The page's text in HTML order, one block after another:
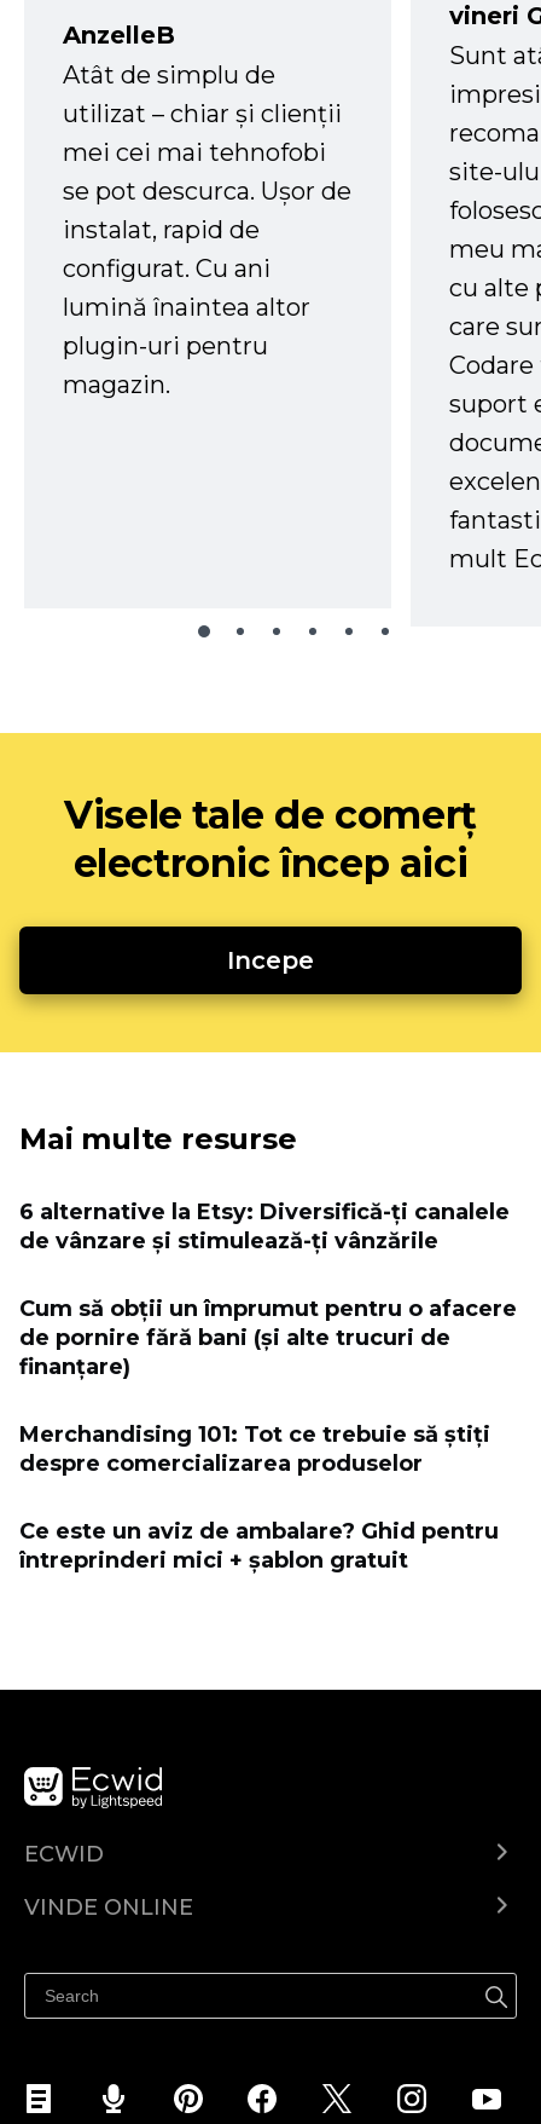
AnzelleB
Atât de simplu de
utilizat – chiar și clienții
mei cei mai tehnofobi
se pot descurca. Ușor de
instalat, rapid de
configurat. Cu ani
lumină înaintea altor
plugin-uri pentru
magazin.
vineri
Sunt
site-
meu
cu alte
care
suport
mult
Visele tale de comerț
electronic încep aici
Incepe
Mai multe resurse
6 alternative la Etsy: Diversifică-ți canalele
de vânzare și stimulează-ți vânzările
Cum să obții un împrumut pentru o afacere
de pornire fără bani (și alte trucuri de
finanțare)
Merchandising 101: Tot ce trebuie să știți
despre comercializarea produselor
Ce este un aviz de ambalare? Ghid pentru
întreprinderi mici + șablon gratuit
ECWID
Prețuri
VINDE ONLINE
Vinde pe Facebook
Vinde pe Instagram